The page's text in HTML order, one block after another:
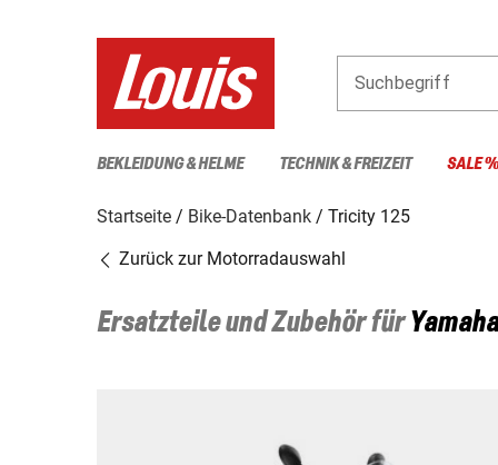
Suchbegriff
BEKLEIDUNG & HELME TECHNIK & FREIZEIT SALE %
Startseite Bike-Datenbank
Tricity 125
Zurück zur Motorradauswahl
Ersatzteile und Zubehör fürYamaha